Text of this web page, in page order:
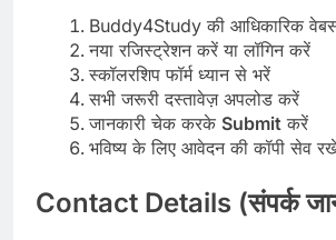
Buddy4Study की आधिकारिक
नया रजिस्ट्रेशन करें या लॉगिन करें
स्कॉलरशिप फॉर्म ध्यान से भरें
सभी जरूरी दस्तावेज़ अपलोड करें
जानकारी चेक करके Submit करें
भविष्य के लिए आवेदन की कॉपी सेव
Contact Details (संपर्क